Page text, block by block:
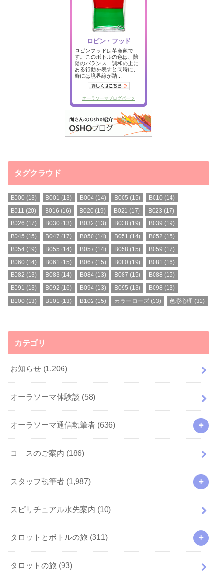
タグクラウド
B000 (13) B001 (13) B004(14) B005 (15) B010 (14)
B011 (20) B016 (16) B020 (19) B021 (17) B023 (17)
B026 (17) B030 (13) B032 (13) B038 (19) B039 (19)
B045 (15) B047 (17) B050 (14) B051 (14) B052 (15)
B054 (19) B055 (14) B057 (14) B058 (15) B059 (17)
B060 (14) B061 (15) B067 (15) B080 (19) B081 (16)
B082 (13) B083 (14) B084(13) B087 (15) B088 (15)
B091 (13) B092 (16) B094(13) B095 (13) B098 (13)
B100 (13) B101 (13) B102 (15) カラーローズ (33) 色彩心理 (31)
カテゴリ
お知らせ (1,206)
オーラソーマ体験談 (58)
オーラソーマ通信執筆者 (636)
コースのご案内 (186)
スタッフ執筆者 (1,987)
スピリチュアル水先案内 (10)
タロットとボトルの旅 (311)
タロットの旅 (93)